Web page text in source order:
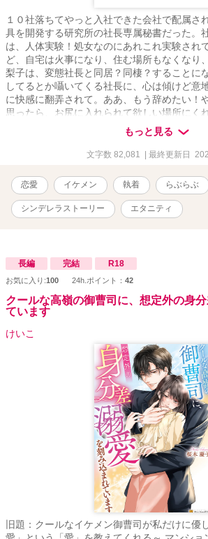
１０社落ちてやっと入社できた会社で配属さ
具を開発する研究所の社長専属秘書だった。
は、人体実験！処女なのにあれこれ実験され
ど、自宅は火事になり、住む場所もなくなり
梨子は、変態社長と同居？同棲？することに
してるとか囁いてくる社長に、心は傾けど意
に快感に翻弄されて。ああ、もう辞めたい！
思ったら、お尻に入れられて欲しい場所にく
クトという実験は一体なんでしょう？エッチ
のシンデレラストーリーです。
もっと見る
文字数 82,081 | 最終更新日
恋愛 イケメン 執着 らぶらぶ
シンデレラストーリー エタニティ
長編 完結 R18
お気に入り:100 24h.ポイント： 42
クールな高嶺の御曹司に、想定外の身
ています
けいこ
旧題：クールなイケメン御曹司が私だけに優